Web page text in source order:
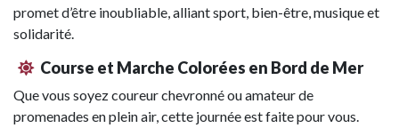
promet d’être inoubliable, alliant sport, bien-être, musique et
solidarité.
Course et Marche Colorées en Bord de Mer
Que vous soyez coureur chevronné ou amateur de
promenades en plein air, cette journée est faite pour vous.